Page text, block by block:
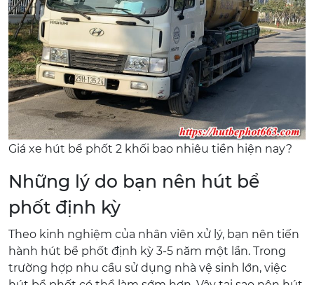
Giá xe hút bể phốt 2 khối bao nhiêu tiền hiện nay?
Những lý do bạn nên hút bể
phốt định kỳ
Theo kinh nghiệm của nhân viên xử lý, bạn nên tiến
hành hút bể phốt định kỳ 3-5 năm một lần. Trong
trường hợp nhu cầu sử dụng nhà vệ sinh lớn, việc